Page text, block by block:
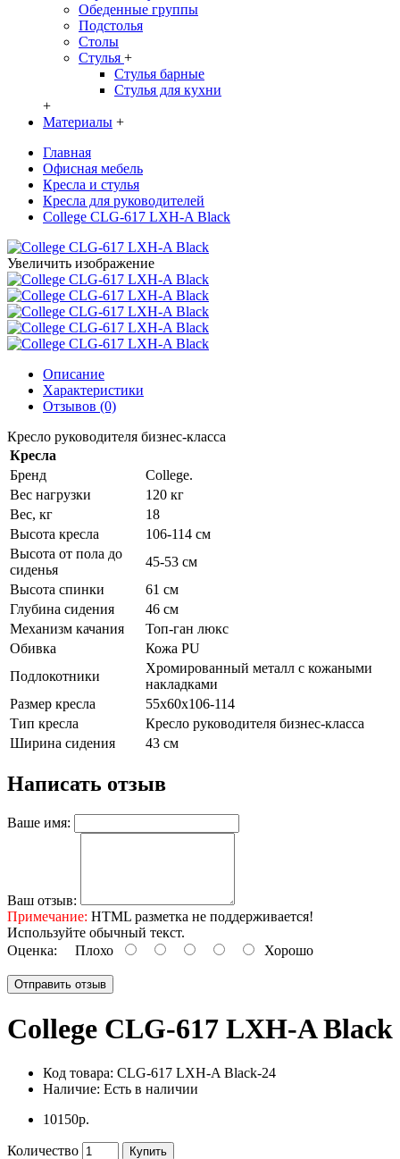
Обеденные группы
Подстолья
Столы
Стулья +
Стулья барные
Стулья для кухни
+
Материалы +
Главная
Офисная мебель
Кресла и стулья
Кресла для руководителей
College CLG-617 LXH-A Black
Увеличить изображение
Описание
Характеристики
Отзывов (0)
Кресло руководителя бизнес-класса
Кресла
Бренд
College.
Вес нагрузки
120 кг
Вес, кг
18
Высота кресла
106-114 см
Высота от пола до
сиденья
45-53 см
Высота спинки
61 см
Глубина сидения
46 см
Механизм качания
Топ-ган люкс
Обивка
Кожа PU
Подлокотники
Хромированный металл с кожаными
накладками
Размер кресла
55x60x106-114
Тип кресла
Кресло руководителя бизнес-класса
Ширина сидения
43 см
Написать отзыв
Ваше имя:
Ваш отзыв:
Примечание: HTML разметка не поддерживается!
Используйте обычный текст.
Оценка: Плохо Хорошо
Отправить отзыв
College CLG-617 LXH-A Black
Код товара: CLG-617 LXH-A Black-24
Наличие: Есть в наличии
10150р.
Количество Купить